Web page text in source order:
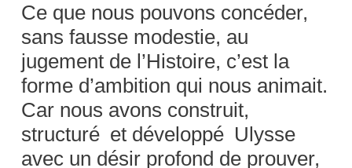
Ce que nous pouvons concéder,
sans fausse modestie, au
jugement de l’Histoire, c’est la
forme d’ambition qui nous animait.
Car nous avons construit,
structuré et développé Ulysse
avec un désir profond de prouver,